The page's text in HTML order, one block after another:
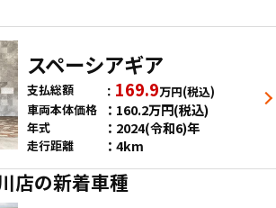
スペーシアギア
支払総額 169.9万円(税込)
車両本体価格
160.2万円(税込)
年式 2024(令和6)年
走行距離 4km
店の新着車種